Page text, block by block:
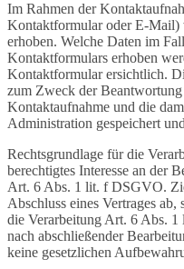
Im Rahmen der
Kontaktformular oder E-Mail)
erhoben. Welche Daten im
Kontaktformulars erhoben
Kontaktformular ersichtlich.
zum Zweck der
Kontaktaufnahme und die
Administration gespeichert
Rechtsgrundlage für die
berechtigtes Interesse an der
Art. 6 Abs. 1 lit. f DSGVO.
Abschluss eines Vertrages
die Verarbeitung Art. 6 Abs.
nach abschließender
keine gesetzlichen